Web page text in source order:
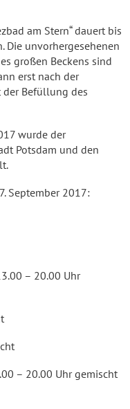
am Stern“ dauert bis
Die unvorhergesehenen
großen Beckens sind
erst nach der
der Befüllung des
wurde der
Potsdam und den
September 2017:
– 20.00 Uhr
– 20.00 Uhr gemischt